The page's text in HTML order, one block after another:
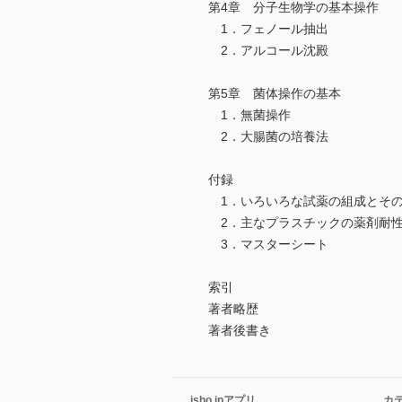
第4章 分子生物学の基本操作
1．フェノール抽出
2．アルコール沈殿
第5章 菌体操作の基本
1．無菌操作
2．大腸菌の培養法
付録
1．いろいろな試薬の組成とそ
2．主なプラスチックの薬剤耐性
3．マスターシート
索引
著者略歴
著者後書き